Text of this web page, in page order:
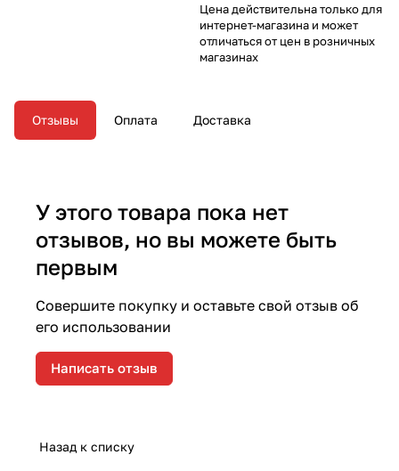
Цена действительна только для
интернет-магазина и может
отличаться от цен в розничных
магазинах
Отзывы Оплата Доставка
У этого товара пока нет
отзывов, но вы можете быть
первым
Совершите покупку и оставьте свой отзыв об
его использовании
Написать отзыв
Назад к списку